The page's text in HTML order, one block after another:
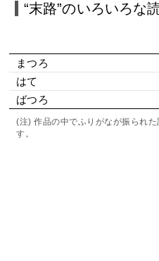
“末路”のいろいろな
まつろ
はて
ばつろ
(注) 作品の中でふりがなが振られ
す。